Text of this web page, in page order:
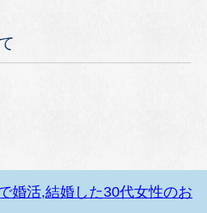
婚活,結婚した30代女性のお